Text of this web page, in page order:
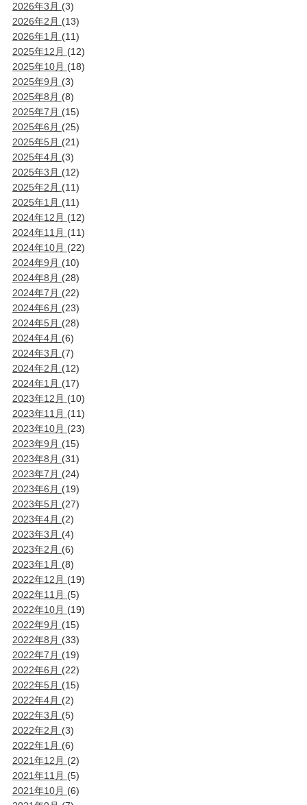
2026年3月 (3)
2026年2月 (13)
2026年1月 (11)
2025年12月 (12)
2025年10月 (18)
2025年9月 (3)
2025年8月 (8)
2025年7月 (15)
2025年6月 (25)
2025年5月 (21)
2025年4月 (3)
2025年3月 (12)
2025年2月 (11)
2025年1月 (11)
2024年12月 (12)
2024年11月 (11)
2024年10月 (22)
2024年9月 (10)
2024年8月 (28)
2024年7月 (22)
2024年6月 (23)
2024年5月 (28)
2024年4月 (6)
2024年3月 (7)
2024年2月 (12)
2024年1月 (17)
2023年12月 (10)
2023年11月 (11)
2023年10月 (23)
2023年9月 (15)
2023年8月 (31)
2023年7月 (24)
2023年6月 (19)
2023年5月 (27)
2023年4月 (2)
2023年3月 (4)
2023年2月 (6)
2023年1月 (8)
2022年12月 (19)
2022年11月 (5)
2022年10月 (19)
2022年9月 (15)
2022年8月 (33)
2022年7月 (19)
2022年6月 (22)
2022年5月 (15)
2022年4月 (2)
2022年3月 (5)
2022年2月 (3)
2022年1月 (6)
2021年12月 (2)
2021年11月 (5)
2021年10月 (6)